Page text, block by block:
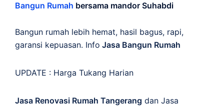
Bangun Rumah bersama mandor Suhabdi
Bangun rumah lebih hemat, hasil bagus, rapi,
garansi kepuasan. Info Jasa Bangun Rumah
UPDATE : Harga Tukang Harian
Jasa Renovasi Rumah Tangerang dan Jasa